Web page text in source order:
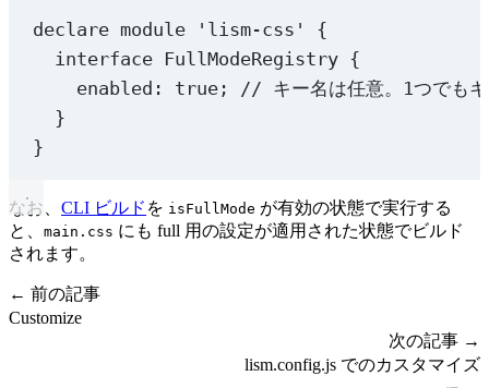
declare module 'lism-css'
{
interface
FullModeRegistry {
enabled : true;
// キー名は任意。1つでも
}
}
なお、 CLI ビルド を isFullMode が有効の状態で実行する
と、 main.css にも full 用の設定が適用された状態でビルド
されます。
← 前の記事
Customize
次の記事 →
lism.config.js でのカスタマイズ